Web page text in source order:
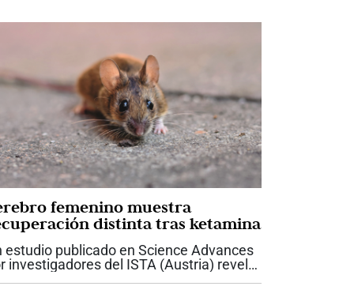
femenino muestra
distinta tras ketamina
estudio publicado en Science Advances
investigadores del ISTA (Austria) revela